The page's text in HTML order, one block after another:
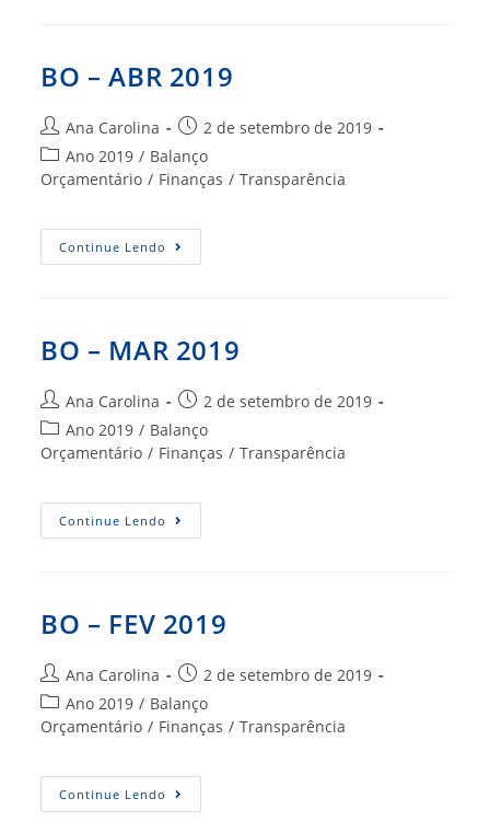
BO – ABR 2019
Autor
do
post:
Ana Carolina
Post
publicado:
2 de setembro de 2019
Categoria
do
Ano 2019 / Balanço
Orçamentário / Finanças / Transparência
Continue Lendo BO
–
BO – MAR 2019
Autor
do
post:
Ana Carolina
Post
publicado:
2 de setembro de 2019
Categoria
do
Ano 2019 / Balanço
Orçamentário / Finanças / Transparência
Continue Lendo BO
–
BO – FEV 2019
Autor
do
post:
Ana Carolina
Post
publicado:
2 de setembro de 2019
Categoria
do
Ano 2019 / Balanço
Orçamentário / Finanças / Transparência
Continue Lendo BO
–